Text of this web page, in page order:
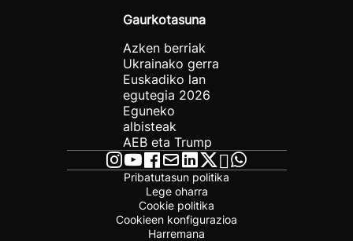
Gaurkotasuna
Azken berriak
Ukrainako gerra
Euskadiko lan
egutegia 2026
Eguneko
albisteak
AEB eta Trump
Pribatutasun politika
Lege oharra
Cookie politika
Cookieen konfigurazioa
Harremana